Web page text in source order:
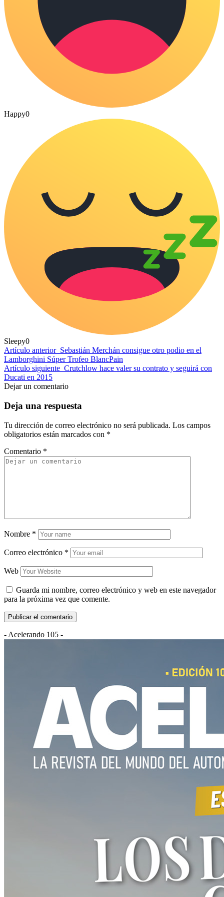
Happy0
Sleepy0
Artículo anterior Sebastián Merchán consigue otro podio en el
Lamborghini Súper Trofeo BlancPain
Artículo siguiente Crutchlow hace valer su contrato y seguirá con
Ducati en 2015
Dejar un comentario
Deja una respuesta
Tu dirección de correo electrónico no será publicada. Los campos
obligatorios están marcados con *
Comentario *
Nombre *
Correo electrónico *
Web
Guarda mi nombre, correo electrónico y web en este navegador
para la próxima vez que comente.
- Acelerando 105 -